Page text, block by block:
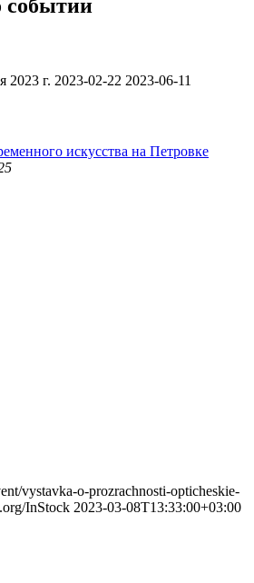
2023 г. 2023-02-22 2023-06-11
искусства на Петровке
vystavka-o-prozrachnosti-opticheskie-
InStock 2023-03-08T13:33:00+03:00